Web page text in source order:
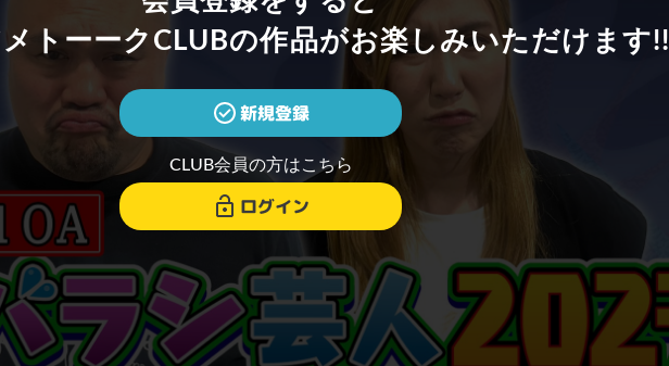
トーークCLUBの作品がお楽しみいただけます!!
新規登録
CLUB会員の方はこちら
ログイン